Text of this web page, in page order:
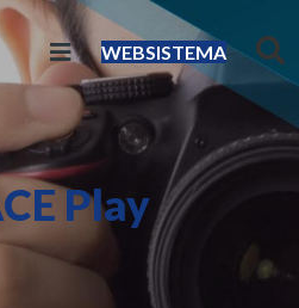
WEBSISTEMA
Play